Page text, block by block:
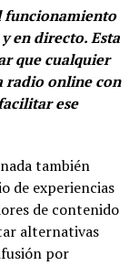
funcionamiento
en directo. Esta
que cualquier
radio online con
ese
también
de experiencias
de contenido
alternativas
por